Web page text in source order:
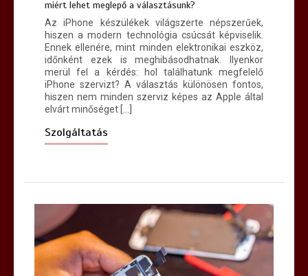
miért lehet meglepő a választásunk?
Az iPhone készülékek világszerte népszerűek,
hiszen a modern technológia csúcsát képviselik.
Ennek ellenére, mint minden elektronikai eszköz,
időnként ezek is meghibásodhatnak. Ilyenkor
merül fel a kérdés: hol találhatunk megfelelő
iPhone szervizt? A választás különösen fontos,
hiszen nem minden szerviz képes az Apple által
elvárt minőséget […]
Szolgáltatás